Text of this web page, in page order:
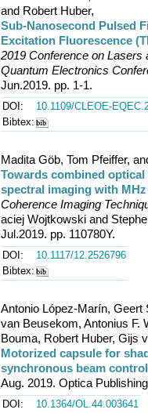
and Robert Huber,
Sub-Nanosecond Pulsed
Excitation Fluorescence
2019 Conference on
Quantum Electronics
Jun.2019. pp. 1-1.
DOI:
10.1109/CLEOE-
Bibtex:
Madita Göb, Tom Pfeiffer,
Towards combined
spectral imaging with
Coherence Imaging
aciej Wojtkowski and
Jul.2019. pp. 110780Y.
DOI:
10.1117/12.2526796
Bibtex:
Antonio López-Marín, Geert
van Beusekom, Antonius F.
Bouma, Robert Huber, Gijs
Motorized capsule for
synchronous beam control
Aug. 2019. Optica
DOI:
10.1364/OL.44.003641